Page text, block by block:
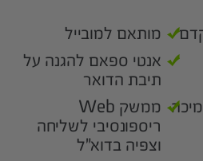
מותאם למובייל
אנטי ספאם להגנה על
תיבת הדואר
ממשק Web
ריספונסיבי לשליחה
וצפיה בדוא"ל